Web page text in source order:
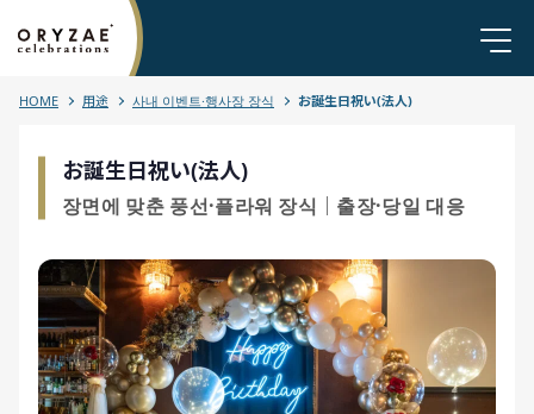
HOME 用途 사내 이벤트·행사장 장식 お誕生日祝い(法人)
お誕生日祝い(法人)
장면에 맞춘 풍선·플라워 장식｜출장·당일 대응